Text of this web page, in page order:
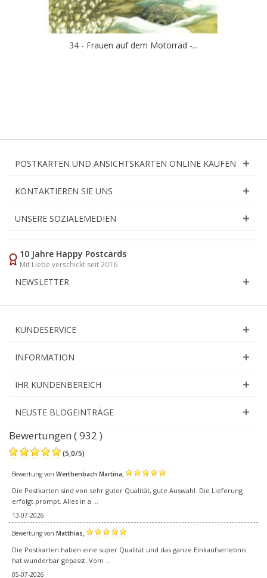
34 - Frauen auf dem Motorrad -...
POSTKARTEN UND ANSICHTSKARTEN ONLINE KAUFEN
KONTAKTIEREN SIE UNS
UNSERE SOZIALEMEDIEN
10 Jahre Happy Postcards
Mit Liebe verschickt seit 2016
NEWSLETTER
KUNDESERVICE
INFORMATION
IHR KUNDENBEREICH
NEUSTE BLOGEINTRÄGE
Bewertungen ( 932 )
(5,0/5)
Bewertung von Werthenbach Martina,
Die Postkarten sind von sehr guter Qualität, gute Auswahl. Die Lieferung
erfolgt prompt. Alles in a ...
13-07-2026
Bewertung von Matthias,
Die Postkarten haben eine super Qualität und das ganze Einkaufserlebnis
hat wunderbar gepasst. Vom ...
05-07-2026